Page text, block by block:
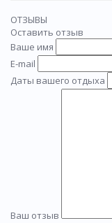
ОТЗЫВЫ
Оставить отзыв
Ваше имя
E-mail
Даты вашего отдыха
Ваш отзыв